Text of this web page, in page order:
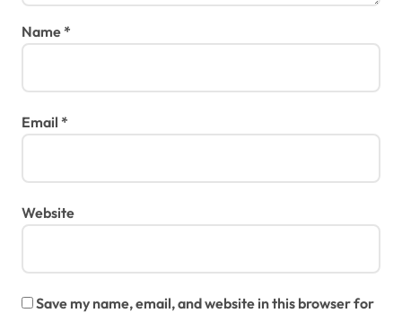
Name*
Email *
Website
Save my name, email, and website in this browser for